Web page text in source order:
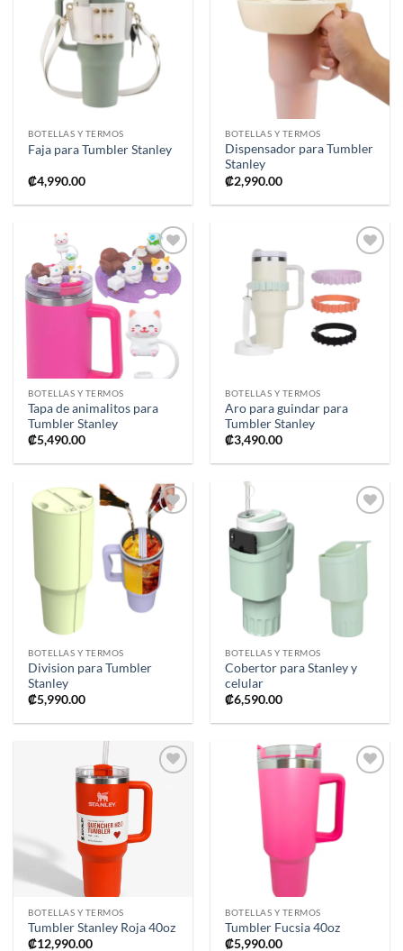
lista de
deseos
BOTELLAS Y TERMOS
Faja para Tumbler Stanley
₡4,990.00
Añadir
a la
lista de
deseos
BOTELLAS Y TERMOS
Dispensador para Tumbler
Stanley
₡2,990.00
Añadir
a la
lista de
BOTELLAS Y TERMOS
Tapa de animalitos para
Tumbler Stanley
₡5,490.00
a la
deseos
BOTELLAS Y TERMOS
Aro para guindar para
Tumbler Stanley
₡3,490.00
Añadir
a la
lista de
deseos
BOTELLAS Y TERMOS
Division para Tumbler
Stanley
₡5,990.00
a la
lista de
BOTELLAS Y TERMOS
Cobertor para Stanley y
celular
₡6,590.00
Añadir
lista de
deseos
BOTELLAS Y TERMOS
Tumbler Stanley Roja 40oz
₡12,990.00
BOTELLAS Y TERMOS
Tumbler Fucsia 40oz
₡5,990.00